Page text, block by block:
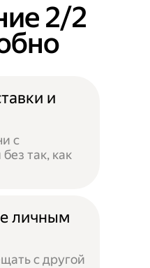
2/2
и
с
так, как
личным
с другой